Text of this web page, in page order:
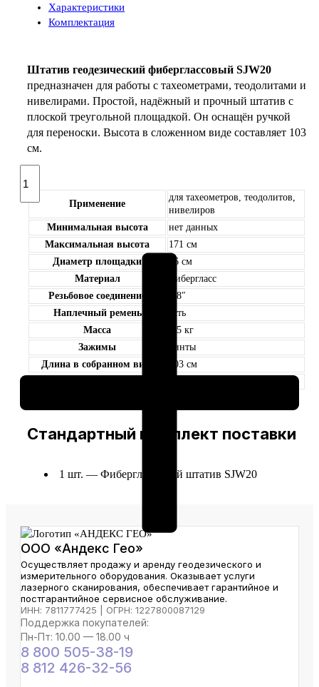
Количество
товара
Фиберглассовый
SJW20
Характеристики
Комплектация
Штатив геодезический фиберглассовый SJW20
предназначен для работы с тахеометрами, теодолитами и
нивелирами. Простой, надёжный и прочный штатив с
плоской треугольной площадкой. Он оснащён ручкой
для переноски. Высота в сложенном виде составляет 103
см.
Применение
для тахеометров, теодолитов,
нивелиров
Минимальная высота
нет данных
Максимальная высота
171 см
Диаметр площадки
16 см
Материал
фибергласc
Резьбовое соединение
5/8″
Наплечный ремень
есть
Масса
5.5 кг
Зажимы
винты
Длина в собранном виде
103 см
Стандартный комплект поставки
1 шт. — Фибергласcовый штатив SJW20
ООО «Андекс Гео»
Осуществляет продажу и аренду геодезического и
измерительного оборудования. Оказывает услуги
лазерного сканирования, обеспечивает гарантийное и
постгарантийное сервисное обслуживание.
ИНН: 7811777425 | ОГРН: 1227800087129
Поддержка покупателей:
Пн-Пт: 10.00 — 18.00 ч
8 800 505-38-19
8 812 426-32-56